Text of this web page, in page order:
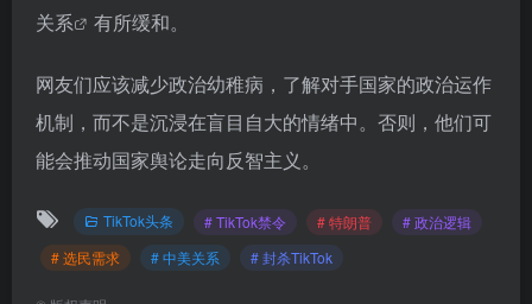
关系
有所缓和。
网友们应该减少政治幼稚病，了解对手国家的政治运作
机制，而不是沉浸在盲目自大的情绪中。否则，他们可
能会推动国家舆论走向反智主义。
TikTok头条 # TikTok禁令 # 特朗普
# 政治逻辑
# 选民需求
# 中美关系 # 封杀TikTok